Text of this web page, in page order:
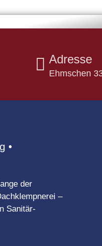
Adresse
Ehmschen
•
der
–
Sanitär-